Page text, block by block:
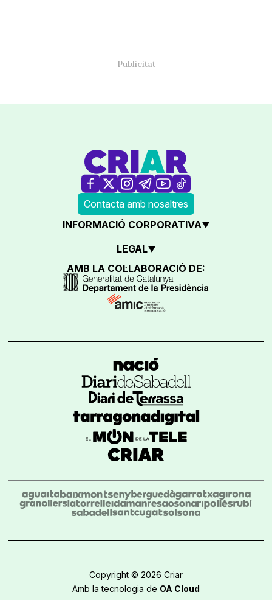
Contacta amb nosaltres
INFORMACIÓ CORPORATIVA
LEGAL
AMB LA COL·LABORACIÓ DE:
Copyright © 2026 Criar
Amb la tecnologia de OA Cloud